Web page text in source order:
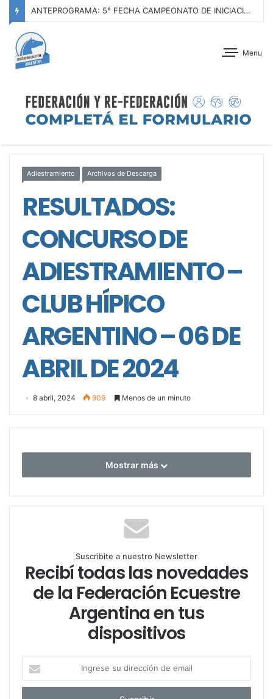
ANTEPROGRAMA: 5° FECHA CAMPEONATO DE INICIACIÓN A LA ACTIVIDAD ECUESTRE ZONA METROPOLITANA SUR – CLUB HÍPICO LA PLATA – 23 DE AGOSTO 2026
Menu
Adiestramiento Archivos de Descarga
RESULTADOS:
CONCURSO DE
ADIESTRAMIENTO –
CLUB HÍPICO
ARGENTINO – 06 DE
ABRIL DE 2024
8 abril, 2024 909 Menos de un minuto
Mostrar más
Suscribite a nuestro Newsletter
Recibí todas las novedades
de la Federación Ecuestre
Argentina en tus
dispositivos
g